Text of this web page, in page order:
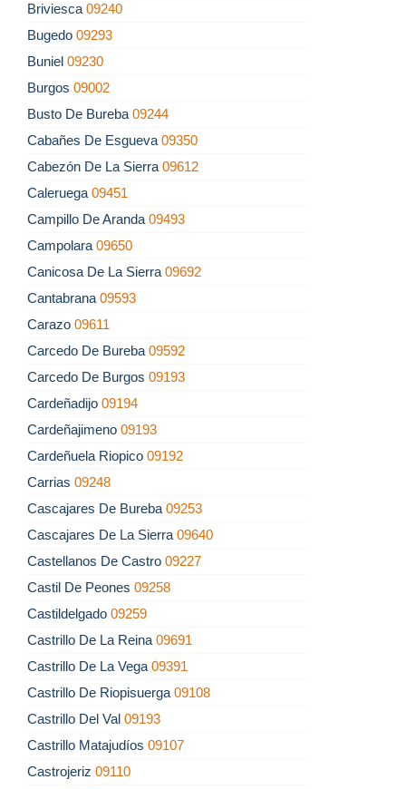
Briviesca 09240
Bugedo 09293
Buniel 09230
Burgos 09002
Busto De Bureba 09244
Cabañes De Esgueva 09350
Cabezón De La Sierra 09612
Caleruega 09451
Campillo De Aranda 09493
Campolara 09650
Canicosa De La Sierra 09692
Cantabrana 09593
Carazo 09611
Carcedo De Bureba 09592
Carcedo De Burgos 09193
Cardeñadijo 09194
Cardeñajimeno 09193
Cardeñuela Riopico 09192
Carrias 09248
Cascajares De Bureba 09253
Cascajares De La Sierra 09640
Castellanos De Castro 09227
Castil De Peones 09258
Castildelgado 09259
Castrillo De La Reina 09691
Castrillo De La Vega 09391
Castrillo De Riopisuerga 09108
Castrillo Del Val 09193
Castrillo Matajudíos 09107
Castrojeriz 09110